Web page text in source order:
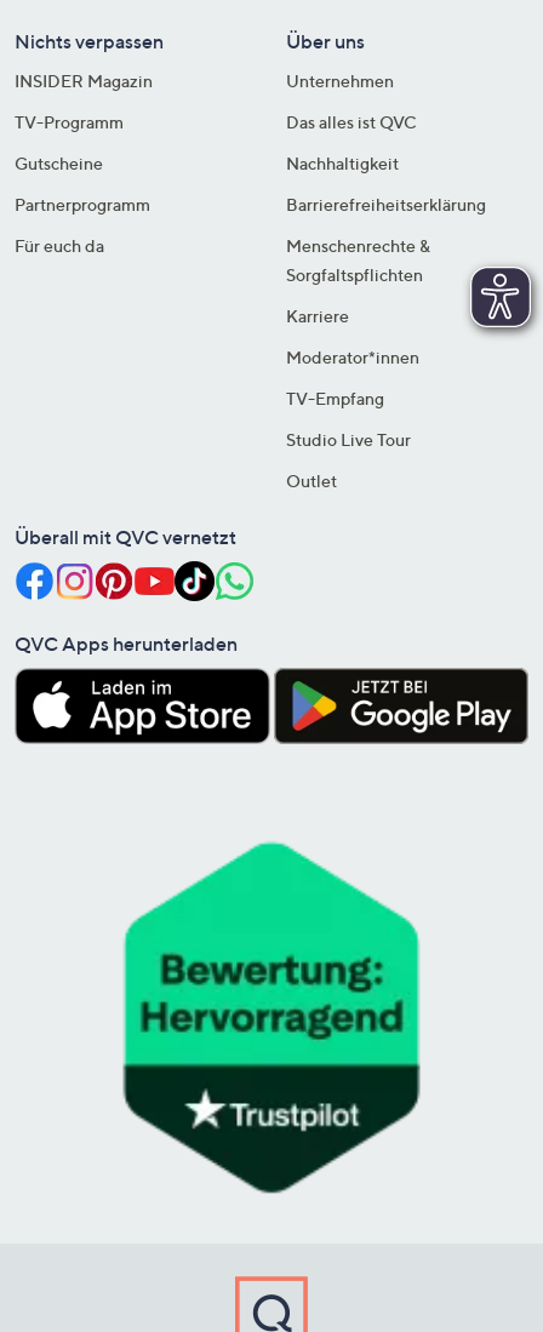
Nichts verpassen
INSIDER Magazin
TV-Programm
Gutscheine
Partnerprogramm
Für euch da
Über uns
Unternehmen
Das alles ist QVC
Nachhaltigkeit
Barrierefreiheitserklärung
Menschenrechte &
Sorgfaltspflichten
Karriere
Moderator*innen
TV-Empfang
Studio Live Tour
Outlet
Überall mit QVC vernetzt
QVC Apps herunterladen